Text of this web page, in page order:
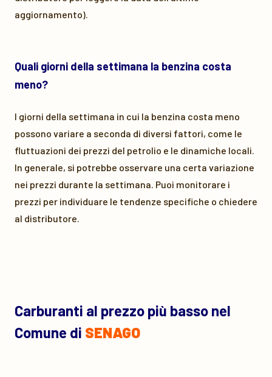
aggiornamento).
Quali giorni della settimana la benzina costa
meno?
I giorni della settimana in cui la benzina costa meno
possono variare a seconda di diversi fattori, come le
fluttuazioni dei prezzi del petrolio e le dinamiche locali.
In generale, si potrebbe osservare una certa variazione
nei prezzi durante la settimana. Puoi monitorare i
prezzi per individuare le tendenze specifiche o chiedere
al distributore.
Carburanti al prezzo più basso nel
Comune di SENAGO